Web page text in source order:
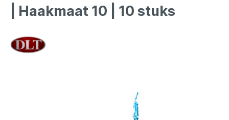
| Haakmaat 10 | 10 stuks